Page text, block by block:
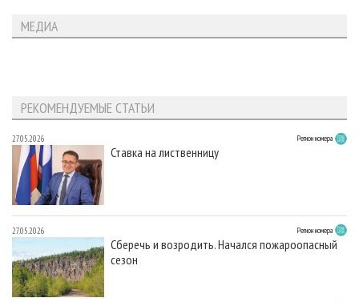
МЕДИА
РЕКОМЕНДУЕМЫЕ СТАТЬИ
27.05.2026 Регион номера
Ставка на лиственницу
27.05.2026 Регион номера
Сберечь и возродить. Начался пожароопасный
сезон